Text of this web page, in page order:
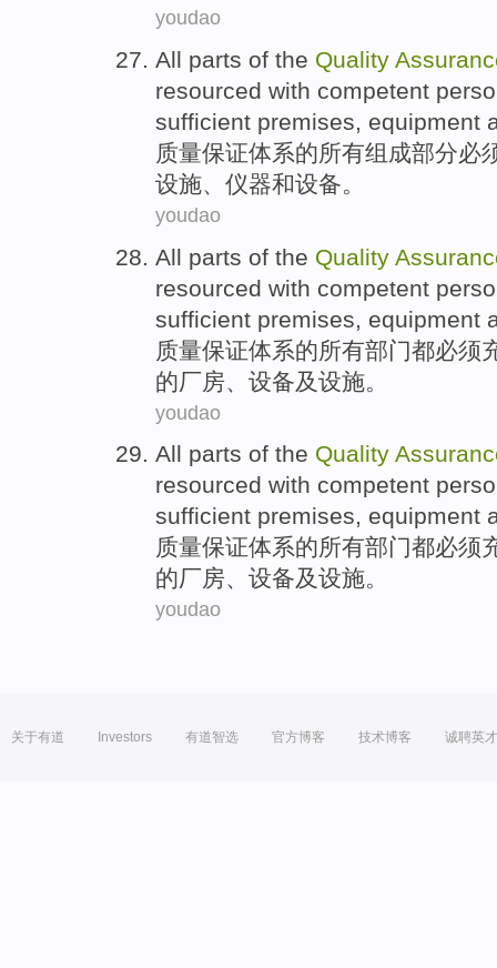
youdao
All parts of the Quality
resourced with competent
sufficient premises, equipment
质量保证体系的所有组成部分必
设施、 仪器和设备。
youdao
All parts of the Quality
resourced with competent
sufficient premises equipment
质量保证体系的所有部门都必须
的厂房 设备及设施。
youdao
All parts of the Quality
resourced with competent
sufficient premises, equipment
质量保证体系的所有部门都必须
的厂房、 设备及设施。
youdao
关于有道 Investors 有道智选 官方博客 技术博客 诚聘英才